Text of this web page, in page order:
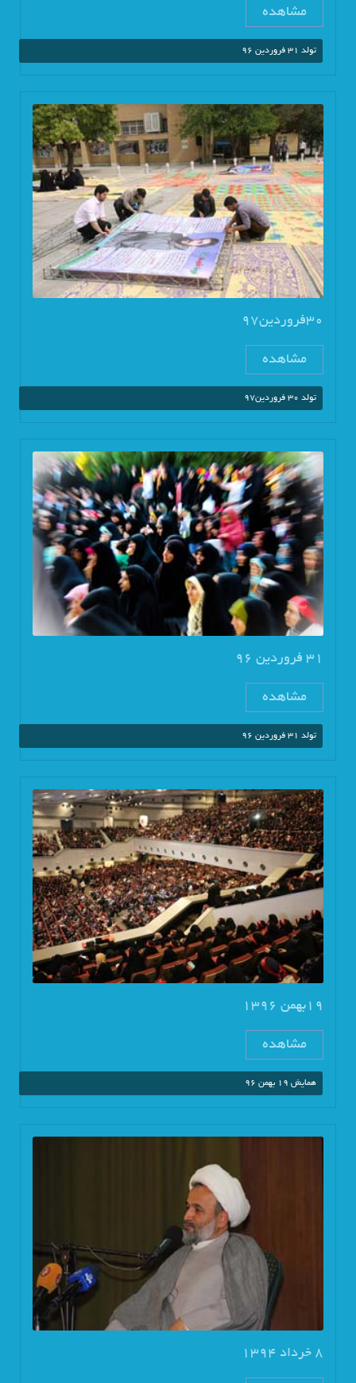
مشاهده
تولد 31 فروردین 96
30فروردین97
مشاهده
تولد 30 فروردین97
31 فروردین 96
مشاهده
تولد 31 فروردین 96
19بهمن 1396
مشاهده
همایش 19 بهمن 96
8 خرداد 1394